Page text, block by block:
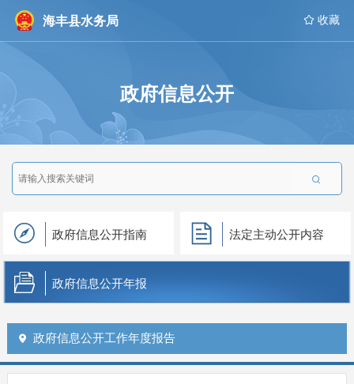
海丰县水务局  收藏
政府信息公开

政府信息公开指南 法定主动公开内容
政府信息公开年报
 政府信息公开工作年度报告